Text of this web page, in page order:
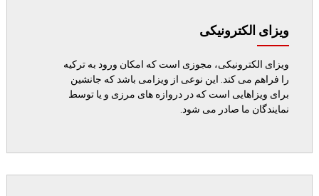
ویزای الکترونیکی
ویزای الکترونیکی، مجوزی است که امکان ورود به ترکیه
را فراهم می کند. این نوعی از ویزامی باشد که جانشین
برای ویزاهایی است که در دروازه های مرزی و یا توسط
نمایندگان ما صادر می شود.